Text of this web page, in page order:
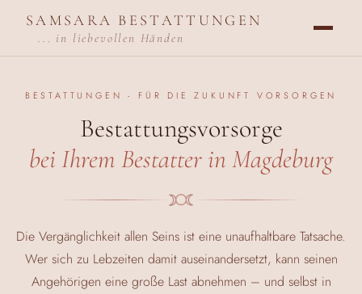
SAMSARA BESTATTUNGEN
... in liebevollen Händen
BESTATTUNGEN - FÜR DIE ZUKUNFT VORSORGEN
Bestattungsvorsorge
bei Ihrem Bestatter in Magdeburg
Die Vergänglichkeit allen Seins ist eine unaufhaltbare Tatsache.
Wer sich zu Lebzeiten damit auseinandersetzt, kann seinen
Angehörigen eine große Last abnehmen – und selbst in